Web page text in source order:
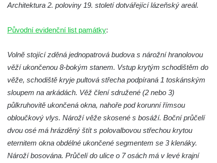
Ludwig Breitfeld, výroba prýmků – dnes
Spořitelna v Turnově
Hostinec ve Svojkově
Dům obuvi Baťa v Liberci
Spořitelna a muzeum v Železném Brodě
Spořitelna v Semilech
Dům čp. 2 v Semilech (sídlo Muzea a
Pojizerské galerie)
Architektura 2. poloviny 19. století dotvářející lázeňský areál.
Původní evidenční list památky:
Volně stojící zděná jednopatrová budova s nárožní hranolovou
věží ukončenou 8-bokým stanem. Vstup krytým schodištěm do
věže, schodiště kryje pultová střecha podpíraná 1 toskánským
sloupem na arkádách. Věž člení sdružené (2 nebo 3)
půlkruhovitě ukončená okna, nahoře pod korunní římsou
obloučkový vlys. Nároží věže skosené s bosáží. Boční průčelí
dvou osé má hrázděný štít s polovalbovou střechou krytou
eternitem okna obdélné ukončené segmentem se 3 klenáky.
Nároží bosována. Průčelí do ulice o 7 osách má v levé krajní